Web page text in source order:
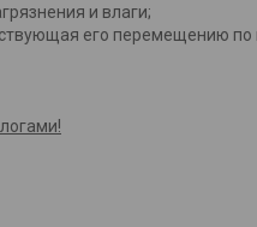
и влаги;
его перемещению по